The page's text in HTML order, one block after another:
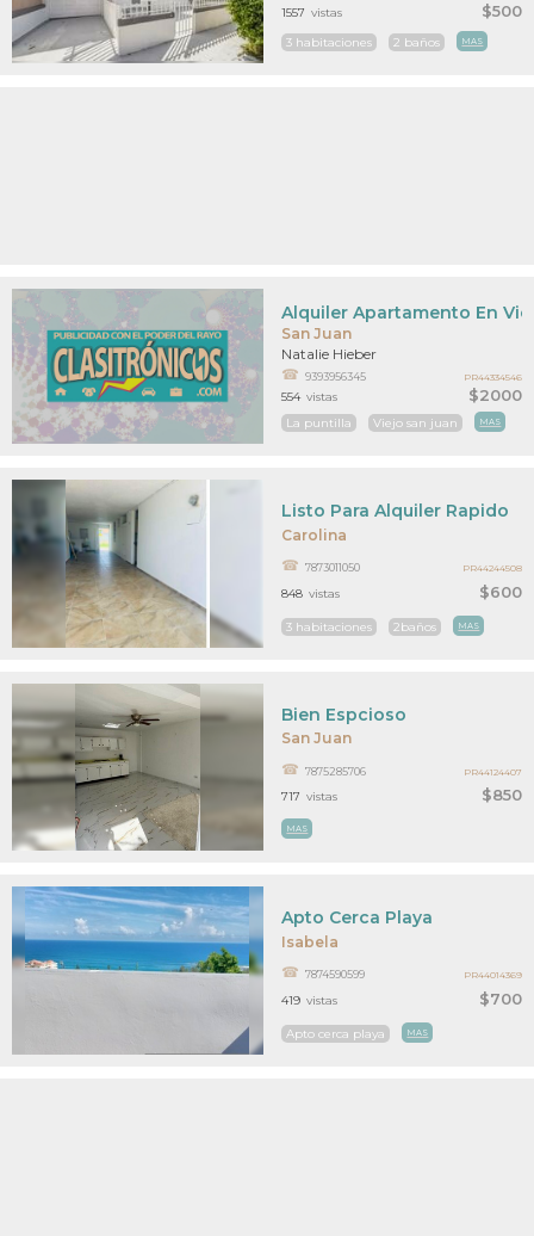
$500
3 habitaciones 2 baños MAS
1557 vistas
San Juan
$2000
Alquiler Apartamento En
Natalie Hieber
9393956345
La puntilla Viejo san juan MAS
554 vistas
PR44334546
Carolina
$600
Listo Para Alquiler Rapido
7873011050
3 habitaciones 2baños MAS
848 vistas
PR44244508
San Juan
$850
Bien Espcioso
7875285706
MAS
717 vistas
PR44124407
Isabela
$700
Apto Cerca Playa
7874590599
Apto cerca playa MAS
419 vistas
PR44014369